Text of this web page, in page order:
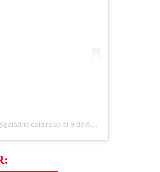
el 9 de Abr de 2019 a las 11:18 PDT